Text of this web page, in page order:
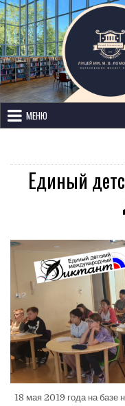
Лицей имени
с изучением иностранных
МЕНЮ
Единый
18 мая 2019 года на